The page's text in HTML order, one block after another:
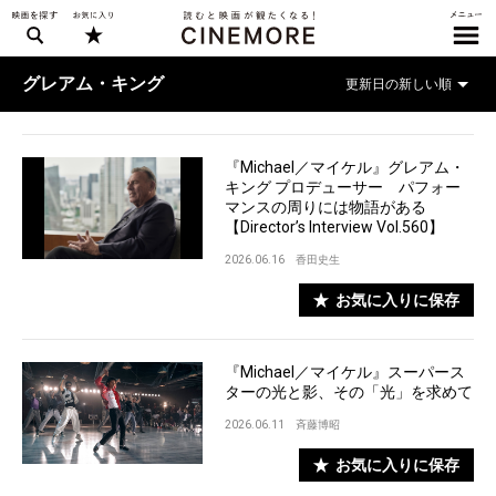
グレアム・キング
『Michael／マイケル』グレアム・
キング プロデューサー パフォー
マンスの周りには物語がある
【Director’s Interview Vol.560】
2026.06.16 香田史生
お気に入りに保存
『Michael／マイケル』スーパース
ターの光と影、その「光」を求めて
2026.06.11 斉藤博昭
お気に入りに保存